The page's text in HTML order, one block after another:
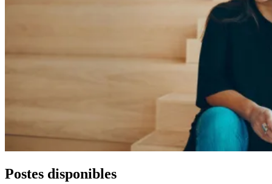
Postes disponibles